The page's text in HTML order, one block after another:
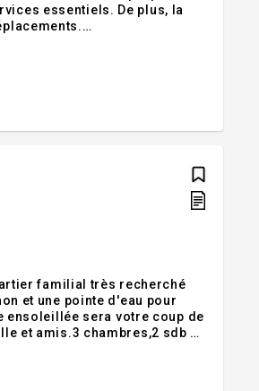
essentiels. De plus, la
familial très recherché
et une pointe d'eau pour
ensoleillée sera votre coup de
et amis.3 chambres,2 sdb et